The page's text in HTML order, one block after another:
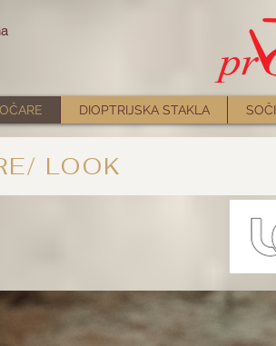
DIOPTRIJSKA STAKLA
LOOK